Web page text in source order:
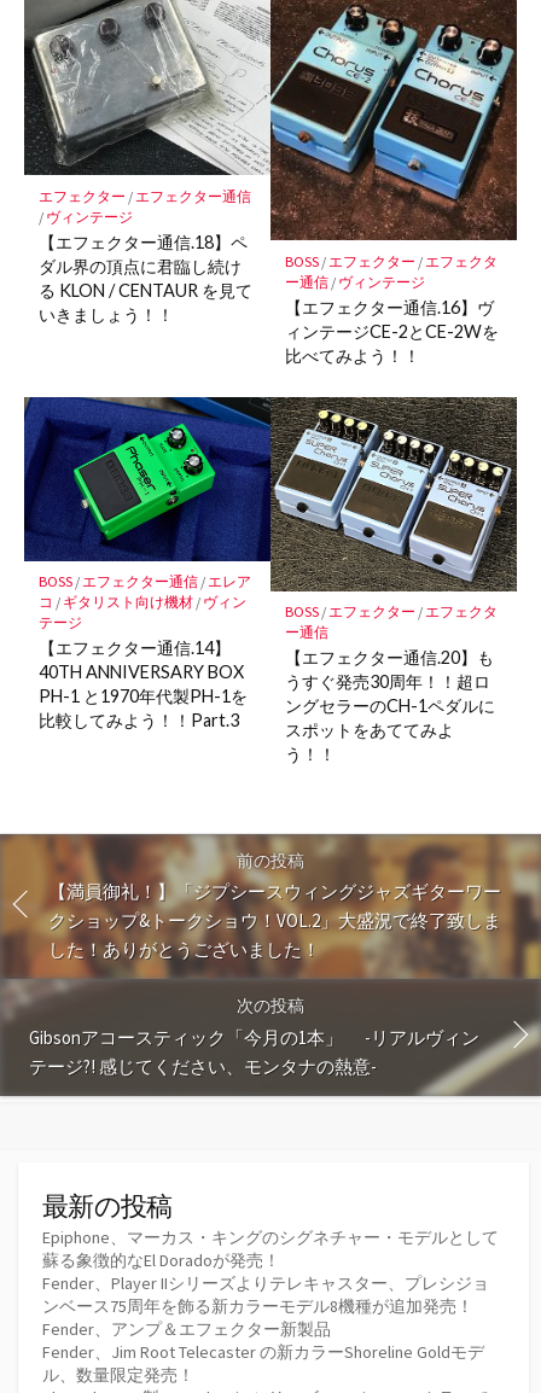
エフェクター / エフェクター通信
/ ヴィンテージ
【エフェクター通信.18】ペ
ダル界の頂点に君臨し続け
る KLON / CENTAUR を見て
いきましょう！！
BOSS/ エフェクター / エフェクタ
ー通信/ ヴィンテージ
【エフェクター通信.16】ヴ
ィンテージCE-2とCE-2Wを
比べてみよう！！
BOSS/エフェクター通信/エレア
コ / ギタリスト向け機材/ ヴィン
テージ
【エフェクター通信.14】
40TH ANNIVERSARY BOX
PH-1 と1970年代製PH-1を
比較してみよう！！Part.3
BOSS/エフェクター /エフェクタ
ー通信
【エフェクター通信.20】も
うすぐ発売30周年！！超ロ
ングセラーのCH-1ペダルに
スポットをあててみよ
う！！
前の投稿
【満員御礼！】「ジプシースウィングジャズギターワー
クショップ&トークショウ！VOL.2」大盛況で終了致しま
した！ありがとうございました！
次の投稿
Gibsonアコースティック「今月の1本」 -リアルヴィン
テージ?! 感じてください、モンタナの熱意-
最新の投稿
Epiphone、マーカス・キングのシグネチャー・モデルとして
蘇る象徴的なEl Doradoが発売！
Fender、Player IIシリーズよりテレキャスター、プレシジョ
ンベース75周年を飾る新カラーモデル8機種が追加発売！
Fender、アンプ＆エフェクター新製品
Fender、Jim Root Telecaster の新カラーShoreline Goldモデ
ル、数量限定発売！